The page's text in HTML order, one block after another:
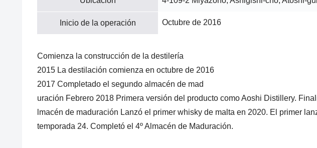
Inicio de la operación Octubre de 2016
Comienza la construcción de la destilería
2015 La destilación comienza en octubre de 2016
2017 Completado el segundo almacén de mad
uración Febrero 2018 Primera versión del producto como Aoshi Distillery.
lmacén de maduración Lanzó el primer whisky de malta en 2020. El primer
temporada 24. Completó el 4º Almacén de Maduración.